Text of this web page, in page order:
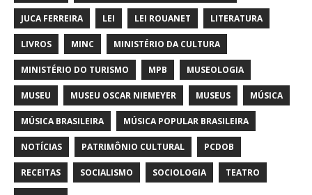
JUCA FERREIRA LEI LEI ROUANET LITERATURA
LIVROS MINC MINISTÉRIO DA CULTURA
MINISTÉRIO DO TURISMO MPB MUSEOLOGIA
MUSEU MUSEU OSCAR NIEMEYER MUSEUS MÚSICA
MÚSICA BRASILEIRA MÚSICA POPULAR BRASILEIRA
NOTÍCIAS PATRIMÔNIO CULTURAL PCDOB
RECEITAS SOCIALISMO SOCIOLOGIA TEATRO